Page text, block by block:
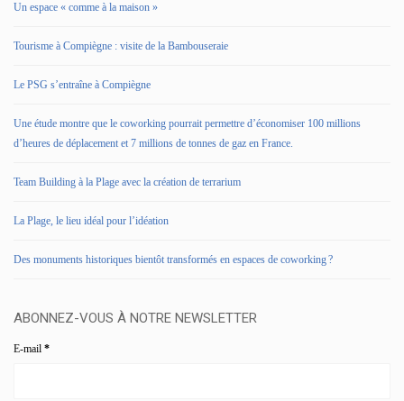
Un espace « comme à la maison »
Tourisme à Compiègne : visite de la Bambouseraie
Le PSG s’entraîne à Compiègne
Une étude montre que le coworking pourrait permettre d’économiser 100 millions
d’heures de déplacement et 7 millions de tonnes de gaz en France.
Team Building à la Plage avec la création de terrarium
La Plage, le lieu idéal pour l’idéation
Des monuments historiques bientôt transformés en espaces de coworking ?
ABONNEZ-VOUS À NOTRE NEWSLETTER
E-mail *